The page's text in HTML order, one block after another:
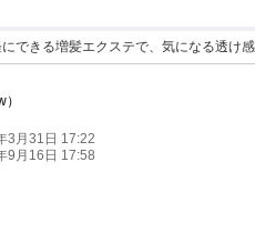
にできる増髪エクステで、気になる透け感
3月31日 17:22
9月16日 17:58